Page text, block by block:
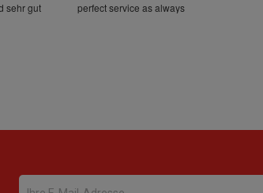
sehr gut
perfect service as always